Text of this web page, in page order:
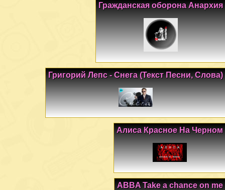
Гражданская оборона Анархия
Григорий Лепс - Снега (Текст Песни, Слова)
Алиса Красное На Черном
ABBA Take a chance on me